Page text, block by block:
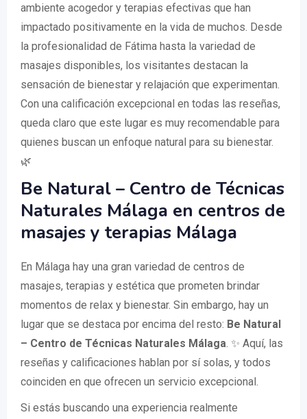
ambiente acogedor y terapias efectivas que han
impactado positivamente en la vida de muchos. Desde
la profesionalidad de Fátima hasta la variedad de
masajes disponibles, los visitantes destacan la
sensación de bienestar y relajación que experimentan.
Con una calificación excepcional en todas las reseñas,
queda claro que este lugar es muy recomendable para
quienes buscan un enfoque natural para su bienestar.
🌿
Be Natural – Centro de Técnicas
Naturales Málaga en centros de
masajes y terapias Málaga
En Málaga hay una gran variedad de centros de
masajes, terapias y estética que prometen brindar
momentos de relax y bienestar. Sin embargo, hay un
lugar que se destaca por encima del resto: Be Natural
– Centro de Técnicas Naturales Málaga. ✨ Aquí, las
reseñas y calificaciones hablan por sí solas, y todos
coinciden en que ofrecen un servicio excepcional.
Si estás buscando una experiencia realmente